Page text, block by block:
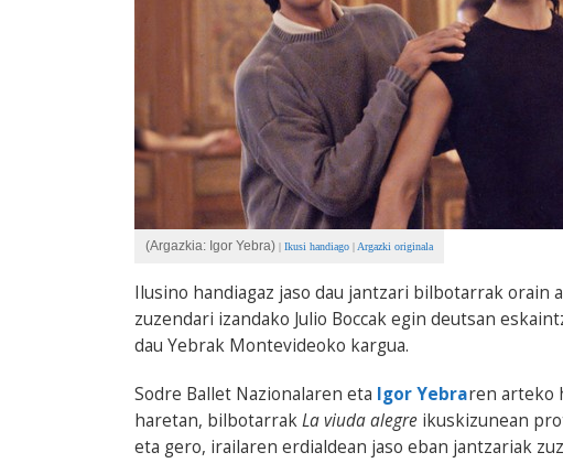
(Argazkia: Igor Yebra) | Ikusi handiago | Argazki originala
Ilusino handiagaz jaso dau jantzari bilbotarrak orain
zuzendari izandako Julio Boccak egin deutsan
dau Yebrak Montevideoko kargua.
Sodre Ballet Nazionalaren eta Igor Yebraren arteko
haretan, bilbotarrakLa viuda alegre ikuskizunean
eta gero, irailaren erdialdean jaso eban jantzariak